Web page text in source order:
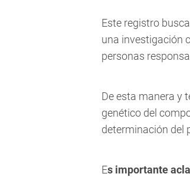
Este registro
una investigación
personas
De esta manera y
genético del
determinación del
Es importante